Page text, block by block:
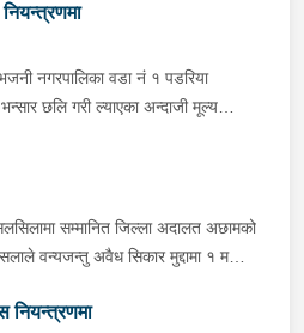
प्रहरी टोलीले शनिबार बेलुका शंका
पारी पक्राउ गरेको छ । यसैगरी, जिल्ला
नं २ नयाँबजारबाट अवैध लागूऔषध
१ ग्राम सहित जिल्ला कैलाली बर्दगोरिया
प्रहरी टोलीले शनिबार राती शंका लागि
पक्राउ गरेको छ ।
नगरपालिका वडा नं १ पडरिया
छलि गरी ल्याएका अन्दाजी मूल्य
खटिएको प्रहरी टोलीले
लिएको छ ।
सम्मानित जिल्ला अदालत अछामको
वन्यजन्तु अवैध सिकार मुद्दामा १ महिना
बस्ने भिम बहादुर साउँदलाई प्रहरी
नियन्त्रणमा